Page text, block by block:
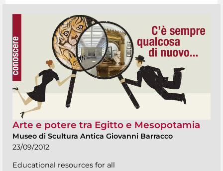
Arte e potere tra Egitto e Mesopotamia
Museo di Scultura Antica Giovanni Barracco
23/09/2012
Educational resources for all